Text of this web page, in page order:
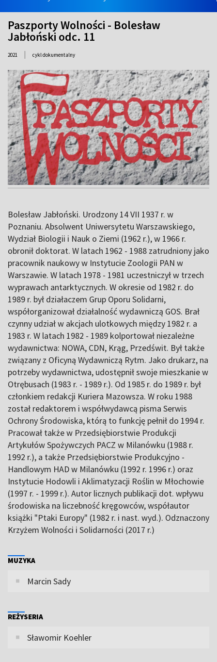
Paszporty Wolności - Bolesław
Jabłoński odc. 11
2021 | cykl dokumentalny
Bolesław Jabłoński. Urodzony 14 VII 1937 r. w
Poznaniu. Absolwent Uniwersytetu Warszawskiego,
Wydział Biologii i Nauk o Ziemi (1962 r.), w 1966 r.
obronił doktorat. W latach 1962 - 1988 zatrudniony jako
pracownik naukowy w Instytucie Zoologii PAN w
Warszawie. W latach 1978 - 1981 uczestniczył w trzech
wyprawach antarktycznych. W okresie od 1982 r. do
1989 r. był działaczem Grup Oporu Solidarni,
współorganizował działalność wydawniczą GOS. Brał
czynny udział w akcjach ulotkowych między 1982 r. a
1983 r. W latach 1982 - 1989 kolportował niezależne
wydawnictwa: NOWA, CDN, Krąg, Przedświt. Był także
związany z Oficyną Wydawniczą Rytm. Jako drukarz, na
potrzeby wydawnictwa, udostępnił swoje mieszkanie w
Otrębusach (1983 r. - 1989 r.). Od 1985 r. do 1989 r. był
członkiem redakcji Kuriera Mazowsza. W roku 1988
został redaktorem i współwydawcą pisma Serwis
Ochrony Środowiska, którą to funkcję pełnił do 1994 r.
Pracował także w Przedsiębiorstwie Produkcji
Artykułów Spożywczych PACZ w Milanówku (1988 r.
1992 r.), a także Przedsiębiorstwie Produkcyjno -
Handlowym HAD w Milanówku (1992 r. 1996 r.) oraz
Instytucie Hodowli i Aklimatyzacji Roślin w Młochowie
(1997 r. - 1999 r.). Autor licznych publikacji dot. wpływu
środowiska na liczebność kręgowców, współautor
książki "Ptaki Europy" (1982 r. i nast. wyd.). Odznaczony
Krzyżem Wolności i Solidarności (2017 r.)
MUZYKA
Marcin Sady
REŻYSERIA
Sławomir Koehler